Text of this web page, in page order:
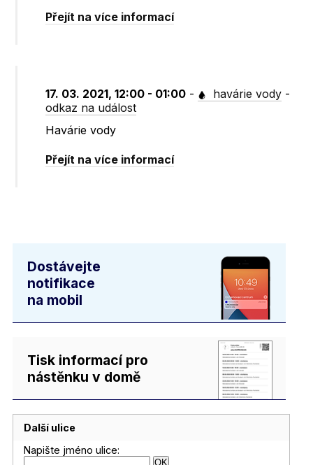
Přejít na více informací
17. 03. 2021, 12:00 - 01:00 - havárie vody -
odkaz na událost
Havárie vody
Přejít na více informací
Dostávejte
notifikace
na mobil
Tisk informací pro
nástěnku v domě
Další ulice
Napište jméno ulice: